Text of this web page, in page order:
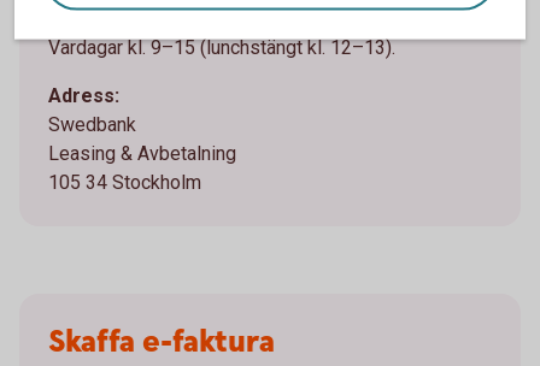
Öppettider:
Vardagar kl. 9–15 (lunchstängt kl. 12–13).
Adress:
Swedbank
Leasing & Avbetalning
105 34 Stockholm
Skaffa e-faktura